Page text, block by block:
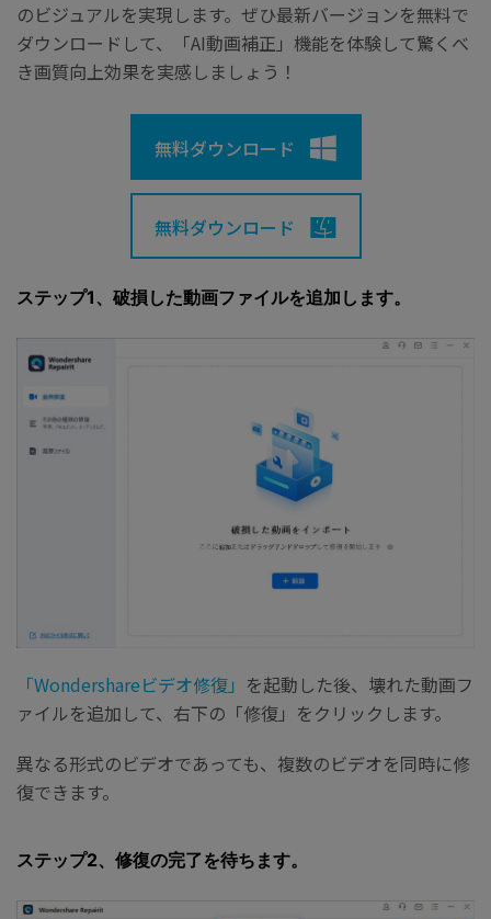
のビジュアルを実現します。ぜひ最新バージョンを無料で
ダウンロードして、「AI動画補正」機能を体験して驚くべ
き画質向上効果を実感しましょう！
無料ダウンロード
無料ダウンロード
ステップ1、破損した動画ファイルを追加します。
「Wondershareビデオ修復」 を起動した後、壊れた動画フ
ァイルを追加して、右下の「修復」をクリックします。
異なる形式のビデオであっても、複数のビデオを同時に修
復できます。
ステップ2、修復の完了を待ちます。